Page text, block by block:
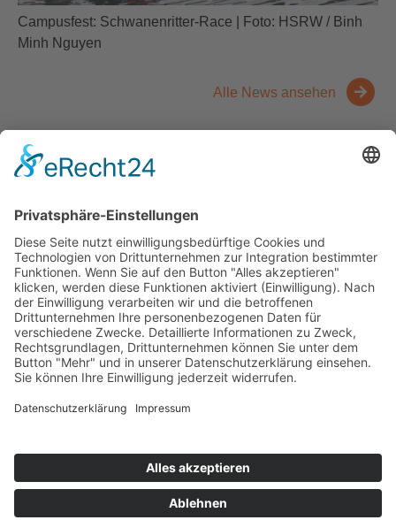
Campusfest: Schwanenritter-Race | Foto: HSRW / Binh
Minh Nguyen
Alle News ansehen
Kontakt Messen Zahlen und Fakten Downloads
Denken Sie Über uns
 